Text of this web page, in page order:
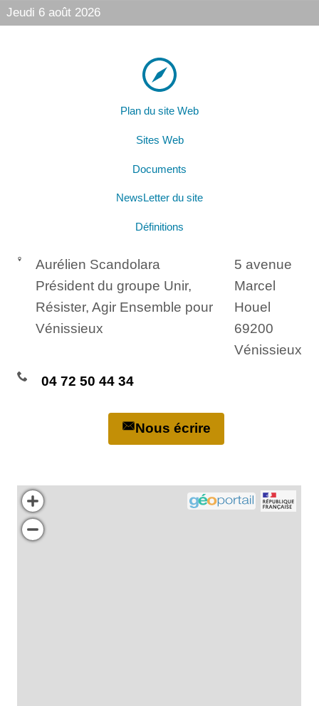
Jeudi 6 août 2026
Plan du site Web
Sites Web
Documents
NewsLetter du site
Définitions
Aurélien Scandolara
Président du groupe Unir,
Résister, Agir Ensemble pour
Vénissieux
5 avenue
Marcel
Houel
69200
Vénissieux
04 72 50 44 34
Nous écrire